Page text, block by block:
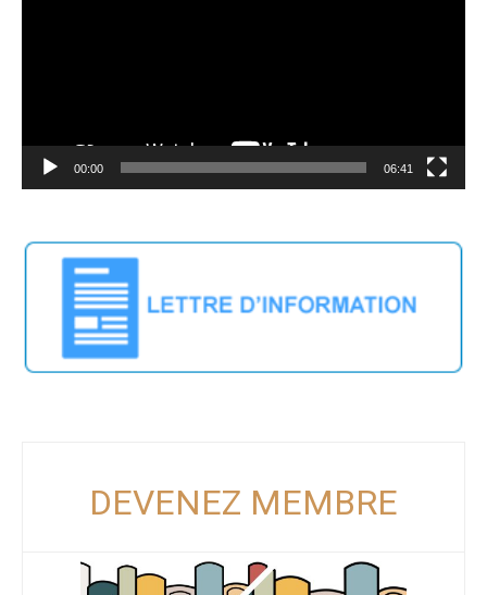
00:00 06:41
DEVENEZ MEMBRE